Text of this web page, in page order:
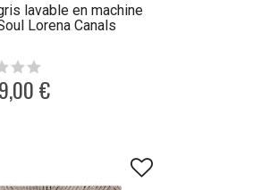
lavable en machine
Lorena Canals
€